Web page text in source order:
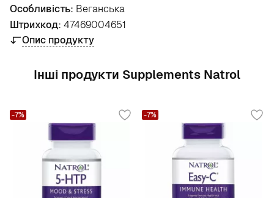
Особливість: Веганська
Штрихкод: 47469004651
Опис продукту
Інші продукти Supplements Natrol
-7% -7%